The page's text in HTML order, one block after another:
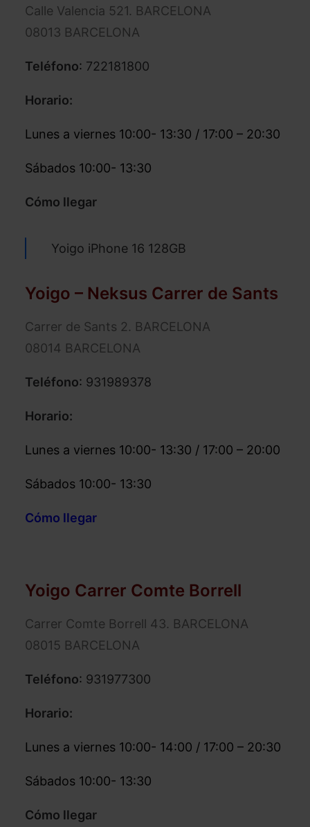
Calle Valencia 521. BARCELONA
08013 BARCELONA
Teléfono: 722181800
Horario:
Lunes a viernes 10:00- 13:30 / 17:00 – 20:30
Sábados 10:00- 13:30
Cómo llegar
Yoigo iPhone 16 128GB
Yoigo – Neksus Carrer de Sants
Carrer de Sants 2. BARCELONA
08014 BARCELONA
Teléfono: 931989378
Horario:
Lunes a viernes 10:00- 13:30 / 17:00 – 20:00
Sábados 10:00- 13:30
Cómo llegar
Yoigo Carrer Comte Borrell
Carrer Comte Borrell 43. BARCELONA
08015 BARCELONA
Teléfono: 931977300
Horario:
Lunes a viernes 10:00- 14:00 / 17:00 – 20:30
Sábados 10:00- 13:30
Cómo llegar